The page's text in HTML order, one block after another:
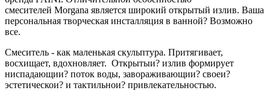
смесителей Morgana является широкий открытый излив. Ваша
персональная творческая инсталляция в ванной? Возможно
все.
Смеситель - как маленькая скульптура. Притягивает,
восхищает, вдохновляет. Открытыи? излив формирует
ниспадающии? поток воды, завораживающии? своеи?
эстетическои? и тактильнои? привлекательностью.